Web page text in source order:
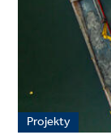
Projekty